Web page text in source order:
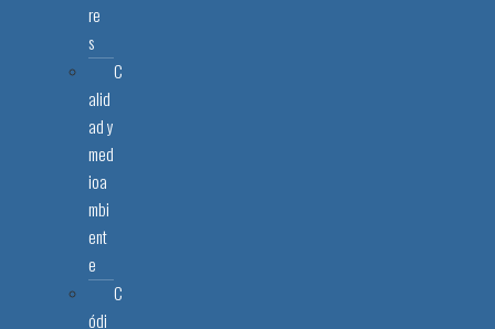
re
s
C
alid
ad y
med
ioa
mbi
ent
e
C
ódi